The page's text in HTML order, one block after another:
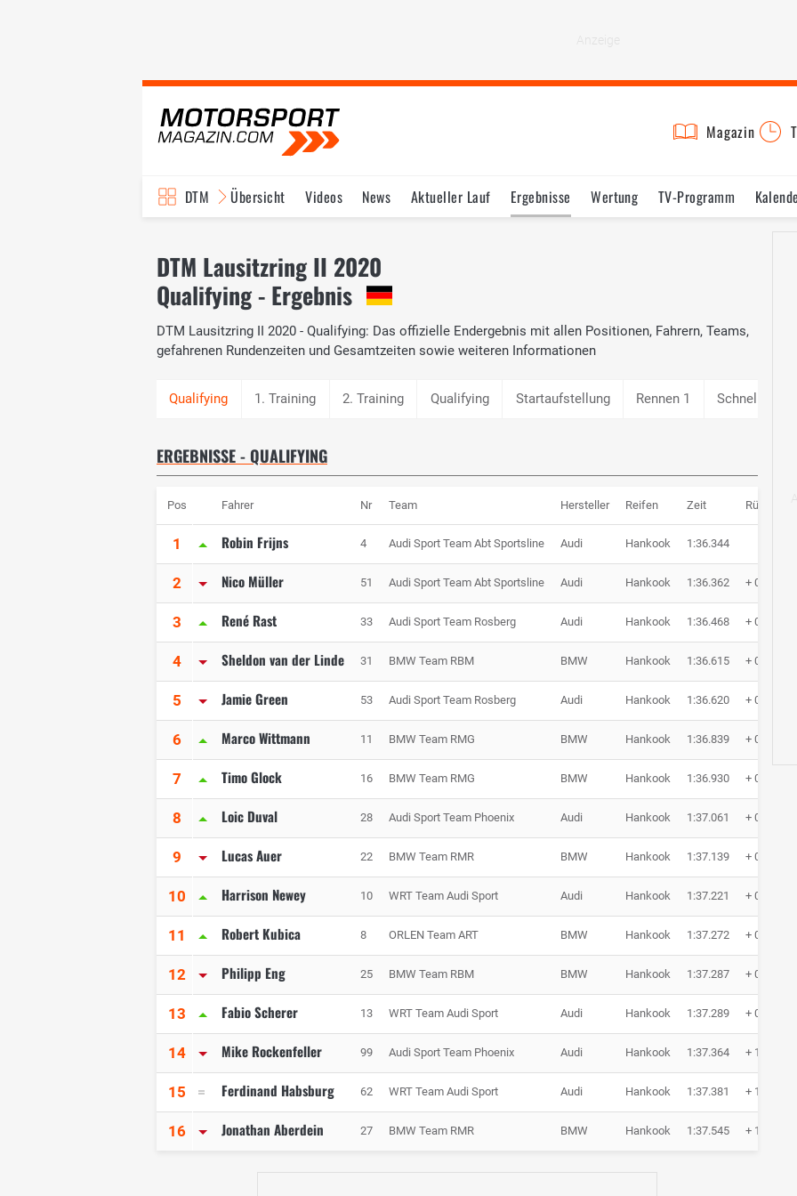
Magazin
DTM Übersicht Videos News Aktueller Lauf Ergebnisse Wertung TV-Programm
DTM Lausitzring II 2020
Qualifying - Ergebnis
DTM Lausitzring II 2020 - Qualifying: Das offizielle Endergebnis mit allen Positionen, Fahrern, Teams,
gefahrenen Rundenzeiten und Gesamtzeiten sowie weiteren Informationen
1. Training 2. Training Qualifying Startaufstellung Rennen 1 Schnellste
ERGEBNISSE - QUALIFYING
Pos Fahrer Nr Team Hersteller Reifen Zeit Rückstand
1 Robin Frijns 4 Audi Sport Team Abt Sportsline Audi Hankook 1:36.344
2 Nico Müller 51 Audi Sport Team Abt Sportsline Audi Hankook 1:36.362 + 0.018
3 René Rast 33 Audi Sport Team Rosberg Audi Hankook 1:36.468 + 0.124
4 Sheldon van der Linde 31 BMW Team RBM BMW Hankook 1:36.615 + 0.271
5 Jamie Green 53 Audi Sport Team Rosberg Audi Hankook 1:36.620 + 0.276
6 Marco Wittmann 11 BMW Team RMG BMW Hankook 1:36.839 + 0.495
7 Timo Glock 16 BMW Team RMG BMW Hankook 1:36.930 + 0.586
8 Loic Duval 28 Audi Sport Team Phoenix Audi Hankook 1:37.061 + 0.717
9 Lucas Auer 22 BMW Team RMR BMW Hankook 1:37.139 + 0.795
10 Harrison Newey 10 WRT Team Audi Sport Audi Hankook 1:37.221 + 0.877
11 Robert Kubica 8 ORLEN Team ART BMW Hankook 1:37.272 + 0.928
12 Philipp Eng 25 BMW Team RBM BMW Hankook 1:37.287 + 0.943
13 Fabio Scherer 13 WRT Team Audi Sport Audi Hankook 1:37.289 + 0.945
14 Mike Rockenfeller 99 Audi Sport Team Phoenix Audi Hankook 1:37.364 + 1.020
15 Ferdinand Habsburg 62 WRT Team Audi Sport Audi Hankook 1:37.381 + 1.037
16 Jonathan Aberdein 27 BMW Team RMR BMW Hankook 1:37.545 + 1.201